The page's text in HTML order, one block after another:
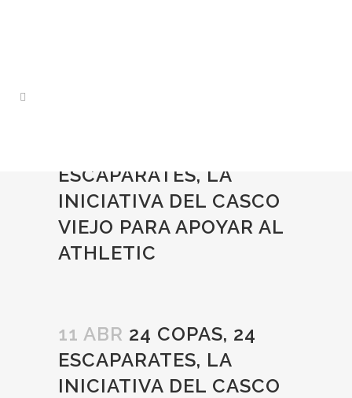
ESCAPARATES, LA
INICIATIVA DEL CASCO
VIEJO PARA APOYAR AL
ATHLETIC
11 ABR 24 COPAS, 24
ESCAPARATES, LA
INICIATIVA DEL CASCO